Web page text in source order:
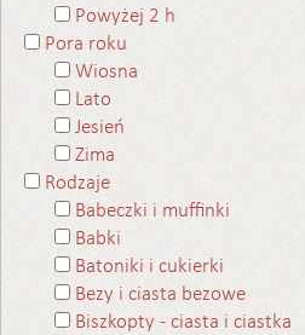
Powyżej 2 h
Pora roku
Wiosna
Lato
Jesień
Zima
Rodzaje
Babeczki i muffinki
Babki
Batoniki i cukierki
Bezy i ciasta bezowe
Biszkopty - ciasta i ciastka